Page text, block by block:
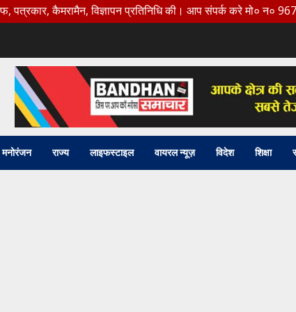
विज्ञापन प्रतिनिधि की। आप संपर्क करे मो० न० 9675456888
मनोरंजन राज्य लाइफस्टाइल वायरल न्यूज़ विदेश शिक्षा